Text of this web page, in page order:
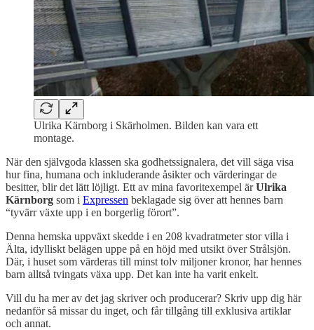
Ulrika Kärnborg i Skärholmen. Bilden kan vara ett
montage.
När den självgoda klassen ska godhetssignalera, det vill säga visa
hur fina, humana och inkluderande åsikter och värderingar de
besitter, blir det lätt löjligt. Ett av mina favoritexempel ärUlrika
Kärnborg som i Expressen beklagade sig över att hennes barn
“tyvärr växte upp i en borgerlig förort”.
Denna hemska uppväxt skedde i en 208 kvadratmeter stor villa i
Älta, idylliskt belägen uppe på en höjd med utsikt över Strålsjön.
Där, i huset som värderas till minst tolv miljoner kronor, har hennes
barn alltså tvingats växa upp. Det kan inte ha varit enkelt.
Vill du ha mer av det jag skriver och producerar? Skriv upp dig här
nedanför så missar du inget, och får tillgång till exklusiva artiklar
och annat.